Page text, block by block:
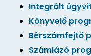
Integrált
Könyvelő
Bérszámfejtő
Számlázó